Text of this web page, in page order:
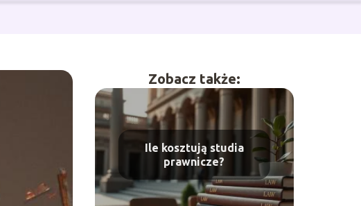
Zobacz także:
Ile kosztują studia
prawnicze?